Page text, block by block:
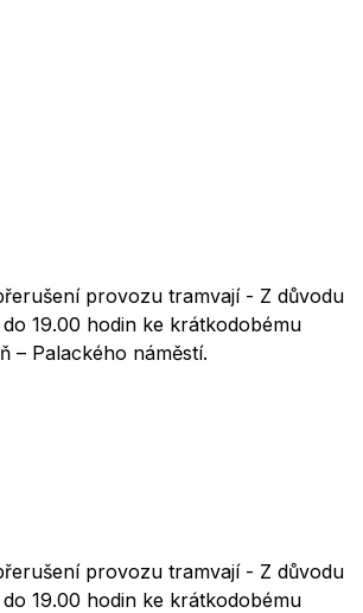
provozu tramvají - Z důvodu
19.00 hodin ke krátkodobému
– Palackého náměstí.
provozu tramvají - Z důvodu
19.00 hodin ke krátkodobému